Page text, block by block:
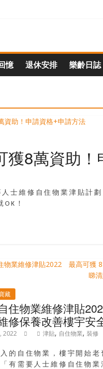
憶 退休安排 樂齡日誌
8萬資助
士維修自住物業津貼計
！
藏
住物業維修津貼
修保養改善樓宇安
2022 津貼, 自住物業, 裝修
的自住物業，樓宇開始
有需要人士維修自住物